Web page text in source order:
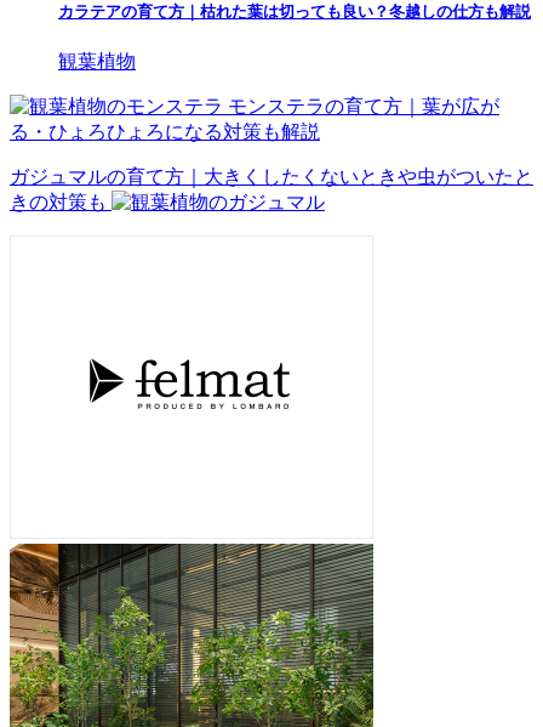
カラテアの育て方｜枯れた葉は切っても良い？冬越しの仕方も解説
観葉植物
モンステラの育て方｜葉が広が
る・ひょろひょろになる対策も解説
ガジュマルの育て方｜大きくしたくないときや虫がついたと
きの対策も